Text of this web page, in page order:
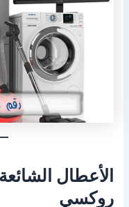
الأعطال
روكسي